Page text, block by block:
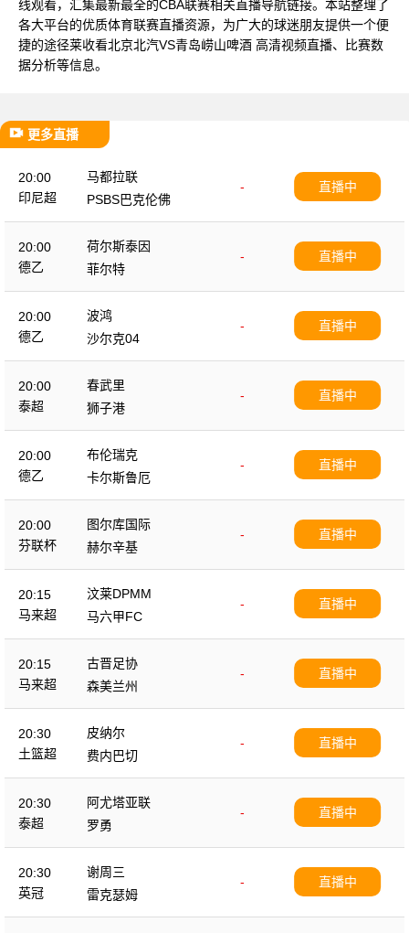
线观看，汇集最新最全的CBA联赛相关直播导航链接。本站整理了
各大平台的优质体育联赛直播资源，为广大的球迷朋友提供一个便
捷的途径莱收看北京北汽VS青岛崂山啤酒 高清视频直播、比赛数
据分析等信息。
更多直播
20:00
印尼超
马都拉联
-
PSBS巴克伦佛
直播中
20:00
德乙
荷尔斯泰因
-
菲尔特
直播中
20:00
德乙
波鸿
-
沙尔克04
直播中
20:00
泰超
春武里
-
狮子港
直播中
20:00
德乙
布伦瑞克
-
卡尔斯鲁厄
直播中
20:00
芬联杯
图尔库国际
-
赫尔辛基
直播中
20:15
马来超
汶莱DPMM
-
马六甲FC
直播中
20:15
马来超
古晋足协
-
森美兰州
直播中
20:30
土篮超
皮纳尔
-
费内巴切
直播中
20:30
泰超
阿尤塔亚联
-
罗勇
直播中
20:30
英冠
谢周三
-
雷克瑟姆
直播中